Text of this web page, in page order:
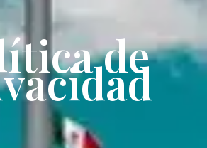
de